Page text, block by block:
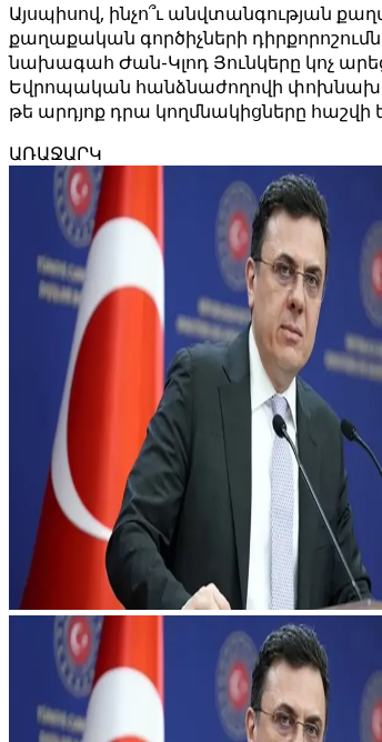
Այսպիսով, ինչո՞ւ անվտանգության
քաղաքական գործիչների
նախագահ Ժան-Կլոդ Յունկերը կոչ
Եվրոպական հանձնաժողովի
թե արդյոք դրա կողմնակիցները
ԱՌԱՋԱՐԿ